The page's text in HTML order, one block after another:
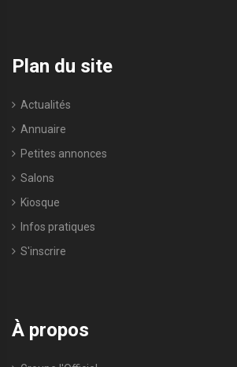
Plan du site
Actualités
Annuaire
Petites annonces
Salons
Kiosque
Infos pratiques
S'inscrire
À propos